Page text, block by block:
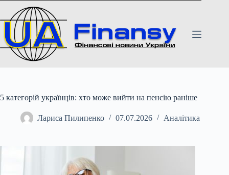
вмісту
5 категорій українців: хто може вийти на пенсію раніше
Лариса Пилипенко 07.07.2026 Аналітика